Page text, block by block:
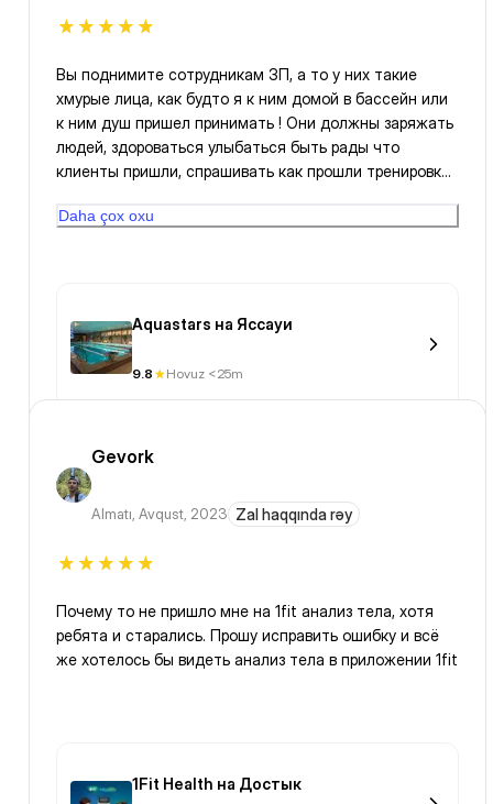
Вы поднимите сотрудникам ЗП, а то у них такие
хмурые лица, как будто я к ним домой в бассейн или
к ним душ пришел принимать ! Они должны заряжать
людей, здороваться улыбаться быть рады что
клиенты пришли, спрашивать как прошли тренировки
уже как пол года хотел это написать написать
Daha çox oxu
Aquastars на Яссауи
9.8 Hovuz <25m
Gevork
Almatı, Avqust, 2023 Zal haqqında rəy
Почему то не пришло мне на 1fit анализ тела, хотя
ребята и старались. Прошу исправить ошибку и всё
же хотелось бы видеть анализ тела в приложении 1fit
1Fit Health на Достык